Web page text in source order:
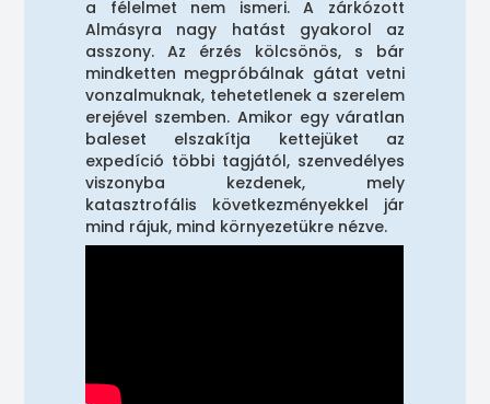
a félelmet nem ismeri. A zárkózott
Almásyra nagy hatást gyakorol az
asszony. Az érzés kölcsönös, s bár
mindketten megpróbálnak gátat vetni
vonzalmuknak, tehetetlenek a szerelem
erejével szemben. Amikor egy váratlan
baleset elszakítja kettejüket az
expedíció többi tagjától, szenvedélyes
viszonyba kezdenek, mely
katasztrofális következményekkel jár
mind rájuk, mind környezetükre nézve.